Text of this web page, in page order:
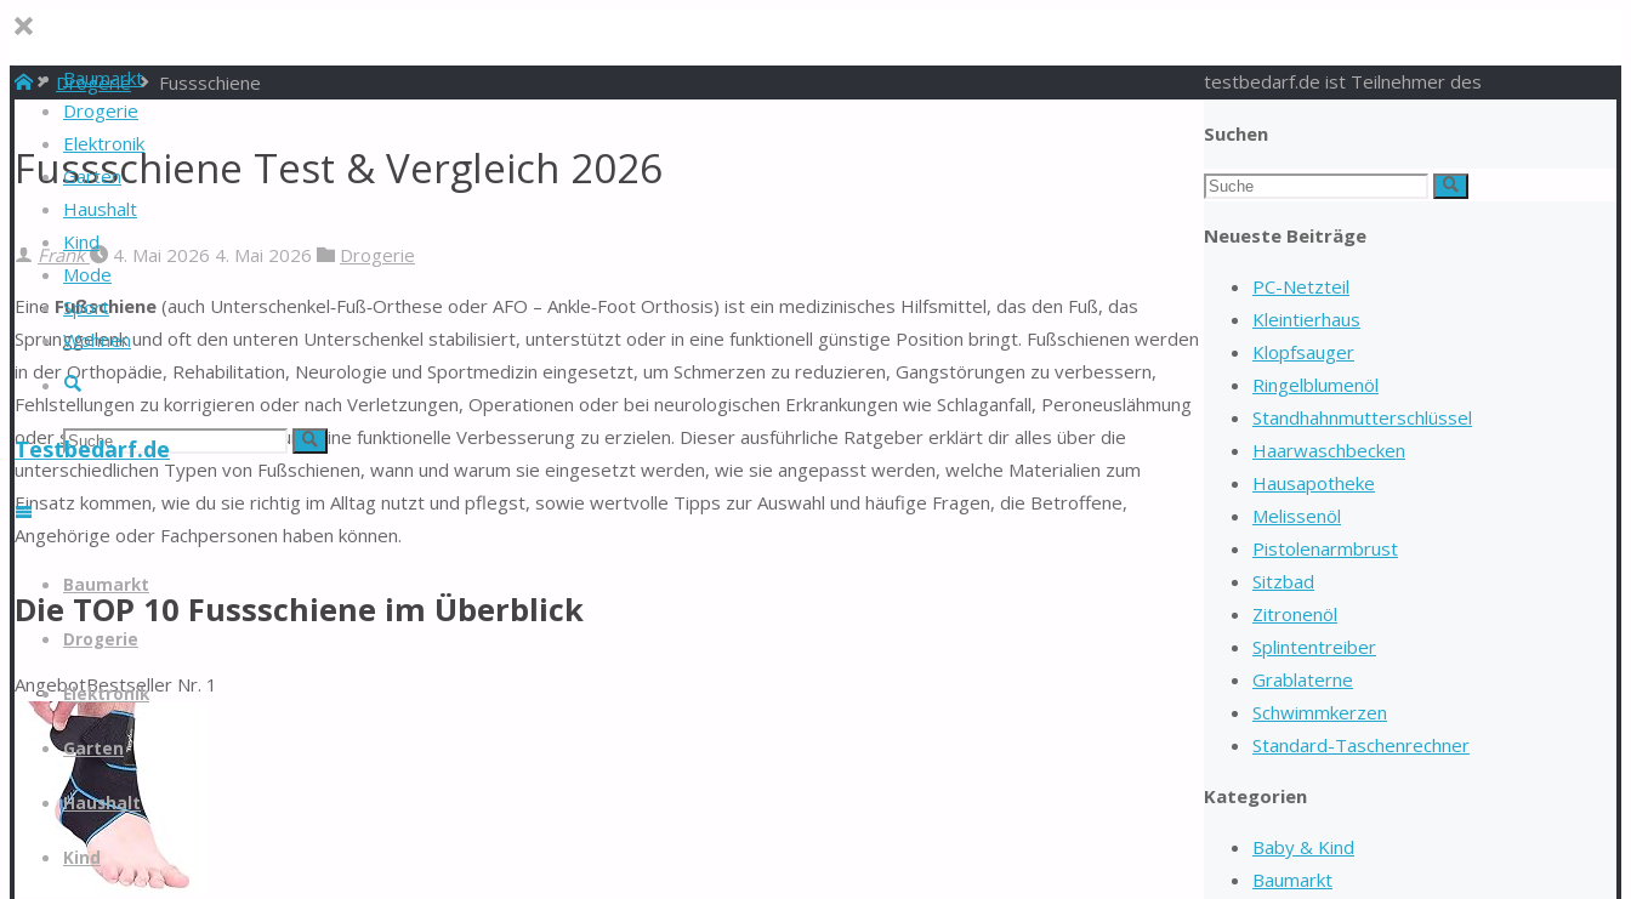
Baumarkt
Drogerie
Elektronik
Garten
Haushalt
Kind
Mode
Sport
Wohnen
Suche
Suchen
nach:
Suche
Testbedarf.de
Inhalt
springen
Baumarkt
Drogerie
Elektronik
Garten
Haushalt
Kind
StartDrogerie Fussschiene
Fussschiene Test & Vergleich 2026
Frank 4. Mai 2026 4. Mai 2026 Drogerie
Eine Fußschiene (auch Unterschenkel‑Fuß‑Orthese oder AFO – Ankle‑Foot Orthosis) ist ein medizinisches Hilfsmittel, das den Fuß, das
Sprunggelenk und oft den unteren Unterschenkel stabilisiert, unterstützt oder in eine funktionell günstige Position bringt. Fußschienen werden
in der Orthopädie, Rehabilitation, Neurologie und Sportmedizin eingesetzt, um Schmerzen zu reduzieren, Gangstörungen zu verbessern,
Fehlstellungen zu korrigieren oder nach Verletzungen, Operationen oder bei neurologischen Erkrankungen wie Schlaganfall, Peroneuslähmung
oder spastischer Muskelbeteiligung eine funktionelle Verbesserung zu erzielen. Dieser ausführliche Ratgeber erklärt dir alles über die
unterschiedlichen Typen von Fußschienen, wann und warum sie eingesetzt werden, wie sie angepasst werden, welche Materialien zum
Einsatz kommen, wie du sie richtig im Alltag nutzt und pflegst, sowie wertvolle Tipps zur Auswahl und häufige Fragen, die Betroffene,
Angehörige oder Fachpersonen haben können.
Die TOP 10 Fussschiene im Überblick
AngebotBestseller Nr. 1
Suchen
Suchen
Suche
Neueste Beiträge
PC-Netzteil
Kleintierhaus
Klopfsauger
Ringelblumenöl
Standhahnmutterschlüssel
Haarwaschbecken
Hausapotheke
Melissenöl
Pistolenarmbrust
Sitzbad
Zitronenöl
Splintentreiber
Grablaterne
Schwimmkerzen
Standard-Taschenrechner
Kategorien
Baby & Kind
Baumarkt
testbedarf.de ist Teilnehmer des